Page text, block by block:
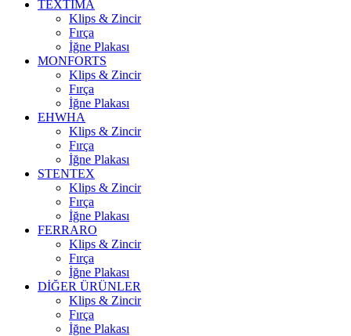
TEXTIMA
Klips & Zincir
Fırça
İğne Plakası
MONFORTS
Klips & Zincir
Fırça
İğne Plakası
EHWHA
Klips & Zincir
Fırça
İğne Plakası
STENTEX
Klips & Zincir
Fırça
İğne Plakası
FERRARO
Klips & Zincir
Fırça
İğne Plakası
DİĞER ÜRÜNLER
Klips & Zincir
Fırça
İğne Plakası